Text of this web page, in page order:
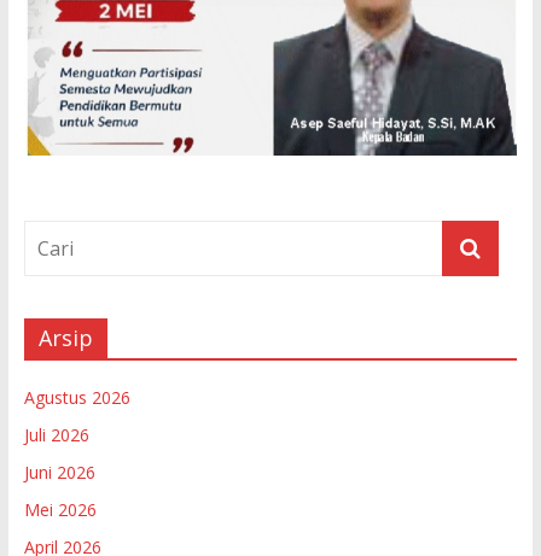
Arsip
Agustus 2026
Juli 2026
Juni 2026
Mei 2026
April 2026